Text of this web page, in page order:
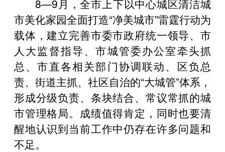
8—9月，全市上下以中心城区清洁城
市美化家园全面打造“净美城市”雷霆行动为
载体，建立完善市委市政府统一领导、市
人大监督指导、市城管委办公室牵头抓
总、市直各相关部门协调联动、区负总
责、街道主抓、社区自治的“大城管”体系，
形成分级负责、条块结合、常议常抓的城
市管理格局。成绩值得肯定，同时也要清
醒地认识到当前工作中仍存在许多问题和
不足。